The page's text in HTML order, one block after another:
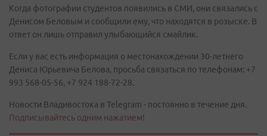
Когда фотографии студентов появились в СМИ, они связались с
Денисом Беловым и сообщили ему, что находятся в розыске. В
ответ он лишь отправил улыбающийся смайлик.
Если у вас есть информация о местонахождении 30-летнего
Дениса Юрьевича Белова, просьба связаться по телефонам: +7
993 568-05-56, +7 924 188-72-28.
Новости Владивостока в Telegram - постоянно в течение дня.
Подписывайтесь одним нажатием!